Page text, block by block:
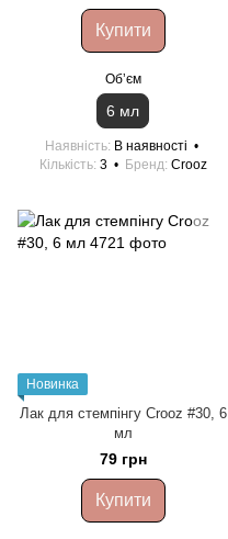
Купити
Обʼєм
6 мл
Наявність В наявності
Кількість 3 Бренд Crooz
Новинка
Лак для стемпінгу Crooz #30, 6
мл
79 грн
Купити